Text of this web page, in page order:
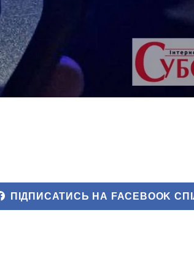
ПІДПИСАТИСЬ НА FACEBOOK